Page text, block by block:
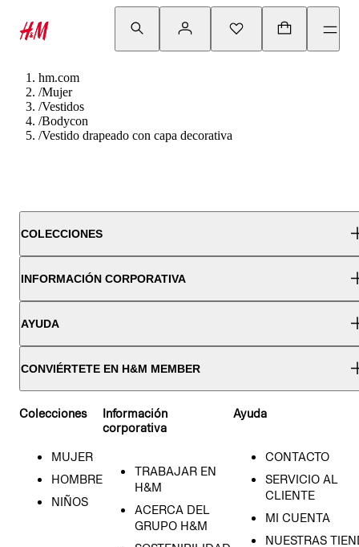
hm.com
/Mujer
/Vestidos
/Bodycon
/Vestido drapeado con capa decorativa
COLECCIONES
INFORMACIÓN CORPORATIVA
AYUDA
CONVIÉRTETE EN H&M MEMBER
Colecciones
MUJER
HOMBRE
NIÑOS
Información
corporativa
TRABAJAR EN
H&M
ACERCA DEL
GRUPO H&M
Ayuda
CONTACTO
SERVICIO AL
CLIENTE
MI CUENTA
NUESTRAS